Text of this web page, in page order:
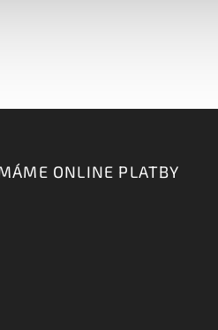
ONLINE PLATBY